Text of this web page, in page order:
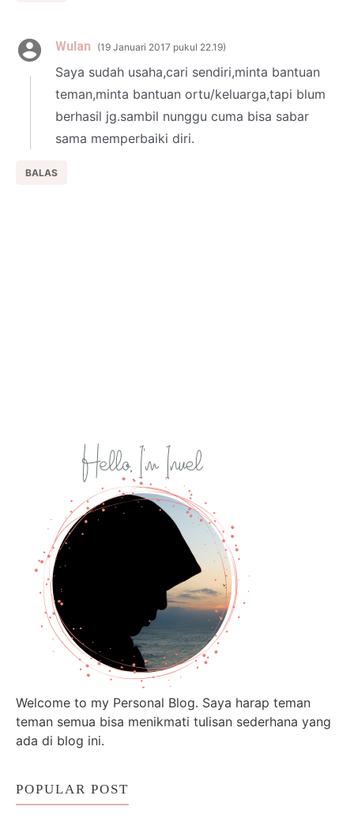
Wulan 19 Januari 2017 pukul 22.19
Saya sudah usaha,cari sendiri,minta bantuan
teman,minta bantuan ortu/keluarga,tapi blum
berhasil jg.sambil nunggu cuma bisa sabar
sama memperbaiki diri.
BALAS
Welcome to my Personal Blog. Saya harap teman
teman semua bisa menikmati tulisan sederhana yang
ada di blog ini.
POPULAR POST